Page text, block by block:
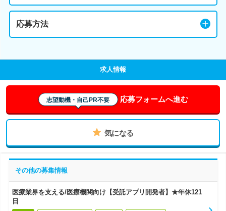
応募方法
求人情報
志望動機・自己PR不要 応募フォームへ進む
気になる
その他の募集情報
医療業界を支える/医療機関向け【受託アプリ開発者】★年休121
日